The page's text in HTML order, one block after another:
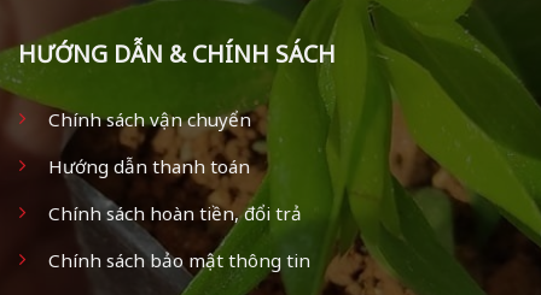
HƯỚNG DẪN & CHÍNH SÁCH
Chính sách vận chuyển
Hướng dẫn thanh toán
Chính sách hoàn tiền, đổi trả
Chính sách bảo mật thông tin